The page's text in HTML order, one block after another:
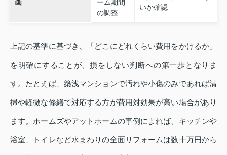
画
ーム期間
の調整
いか確認
上記の基準に基づき、「どこにどれくらい費用をかけるか」
を明確にすることが、損をしない判断への第一歩となりま
す。たとえば、築浅マンションで汚れや小傷のみであれば清
掃や軽微な修繕で対応する方が費用対効果が高い場合があり
ます。ホームズやアットホームの事例によれば、キッチンや
浴室、トイレなど水まわりの全面リフォームは数十万円から